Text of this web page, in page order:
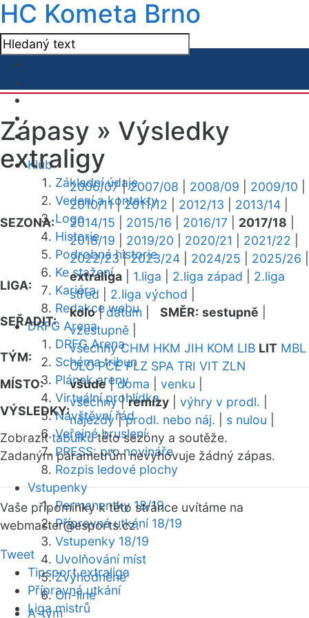
HC Kometa Brno
Klub
Základní údaje
Vedení a kontakty
Logo
Historie
Podrobná historie
Ke stažení
Kariéra
Redakce webu
DRFG Arena
DRFG Arena
Schéma tribun
Plánek areny
Virtuální prohlídka
Návštěvní řád
Veřejné bruslení
PRESS: pro novináře
Rozpis ledové plochy
Vstupenky
Permanentky 18/19
Přípravná utkání 18/19
Vstupenky 18/19
Uvolňování míst
Zvýhodněné
On-line
A-tým
Zápasy » Výsledky
extraligy
SEZONA:
2006/07|2007/08 2008/09 2009/10
2010/11|2011/12 2012/13 2013/14
2014/15
2015/16 2016/17 2017/18
2018/19
2019/20 2020/21 2021/22
2022/23|2023/24 2024/25 2025/26
LIGA:
extraliga 1.liga 2.liga západ
2.liga
střed
2.liga východ
SEŘADIT:
kolo|datum SMĚR: sestupně
vzestupně
TÝM:
všechny CHM HKM JIH KOM LIB LIT MBL
OLO PCE PLZ SPA TRI VIT ZLN
MÍSTO:
všude|doma venku
VÝSLEDKY:
všechny|remízy výhry v prodl.
nájezdy|prodl. nebo náj. s nulou
Zobrazittabulkutéto sezóny a soutěže.
Zadaným parametrům nevyhovuje žádný zápas.
Vaše připomínky k této stránce uvítáme na
webmaster@esports.cz.
Tweet
Tipsport extraliga
Přípravná utkání
Liga mistrů